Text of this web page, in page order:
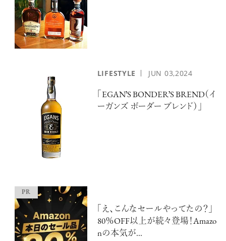
LIFESTYLE JUN 03,2024
「EGANʼS BONDERʼS BREND（イ
ーガンズ ボーダー ブレンド）」
「え、こんなセールやってたの？」
80％OFF以上が続々登場！Amazo
nの本気が...